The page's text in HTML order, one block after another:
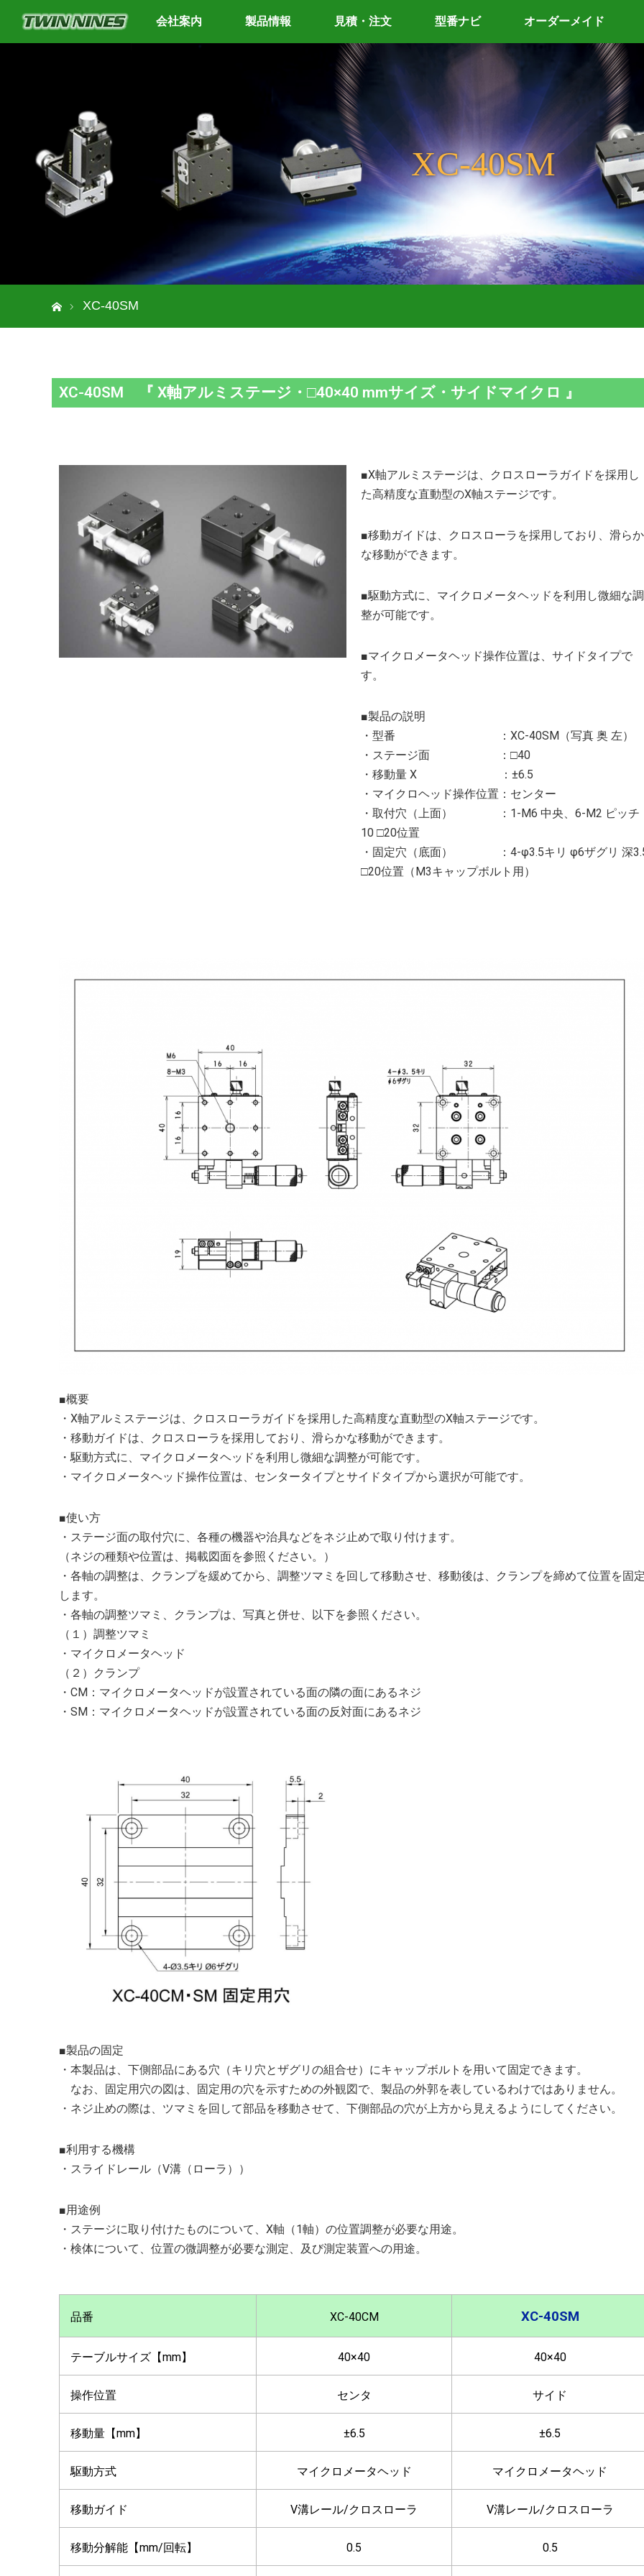
会社案内 製品情報 見積・注文 型番ナビ オーダーメイド
XC-40SM
XC-40SM
XC-40SM 『 X軸アルミステージ・□40×40 mmサイズ・サイドマイクロ 』
■X軸アルミステージは、クロスローラガイドを採用し
た高精度な直動型のX軸ステージです。
■移動ガイドは、クロスローラを採用しており、滑らか
な移動ができます。
■駆動方式に、マイクロメータヘッドを利用し微細な調
整が可能です。
■マイクロメータヘッド操作位置は、サイドタイプで
す。
■製品の説明
・型番 ：XC-40SM（写真 奥 左）
・ステージ面 ：□40
・移動量 X ：±6.5
・マイクロヘッド操作位置：センター
・取付穴（上面） ：1-M6 中央、6-M2 ピッチ
10 □20位置
・固定穴（底面） ：4-φ3.5キリ φ6ザグリ 深
□20位置（M3キャップボルト用）
■概要
・X軸アルミステージは、クロスローラガイドを採用した高精度な直動型のX軸ステージです。
・移動ガイドは、クロスローラを採用しており、滑らかな移動ができます。
・駆動方式に、マイクロメータヘッドを利用し微細な調整が可能です。
・マイクロメータヘッド操作位置は、センタータイプとサイドタイプから選択が可能です。
■使い方
・ステージ面の取付穴に、各種の機器や治具などをネジ止めで取り付けます。
（ネジの種類や位置は、掲載図面を参照ください。）
・各軸の調整は、クランプを緩めてから、調整ツマミを回して移動させ、移動後は、クランプを締めて位置を固
します。
・各軸の調整ツマミ、クランプは、写真と併せ、以下を参照ください。
（１）調整ツマミ
・マイクロメータヘッド
（２）クランプ
・CM：マイクロメータヘッドが設置されている面の隣の面にあるネジ
・SM：マイクロメータヘッドが設置されている面の反対面にあるネジ
■製品の固定
・本製品は、下側部品にある穴（キリ穴とザグリの組合せ）にキャップボルトを用いて固定できます。
なお、固定用穴の図は、固定用の穴を示すための外観図で、製品の外郭を表しているわけではありません。
・ネジ止めの際は、ツマミを回して部品を移動させて、下側部品の穴が上方から見えるようにしてください。
■利用する機構
・スライドレール（V溝（ローラ））
■用途例
・ステージに取り付けたものについて、X軸（1軸）の位置調整が必要な用途。
・検体について、位置の微調整が必要な測定、及び測定装置への用途。
品番 XC-40CM XC-40SM
テーブルサイズ【mm】 40×40 40×40
操作位置 センタ サイド
移動量【mm】 ±6.5 ±6.5
駆動方式 マイクロメータヘッド マイクロメータヘッド
移動ガイド V溝レール/クロスローラ V溝レール/クロスローラ
移動分解能【mm/回転】 0.5 0.5